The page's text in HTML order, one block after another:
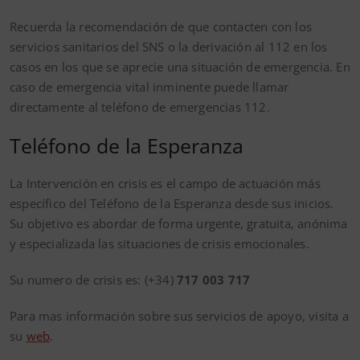
Recuerda la recomendación de que contacten con los
servicios sanitarios del SNS o la derivación al 112 en los
casos en los que se aprecie una situación de emergencia. En
caso de emergencia vital inminente puede llamar
directamente al teléfono de emergencias 112.
Teléfono de la Esperanza
La Intervención en crisis es el campo de actuación más
específico del Teléfono de la Esperanza desde sus inicios.
Su objetivo es abordar de forma urgente, gratuita, anónima
y especializada las situaciones de crisis emocionales.
Su numero de crisis es: (+34) 717 003 717
Para mas información sobre sus servicios de apoyo, visita a
su web.